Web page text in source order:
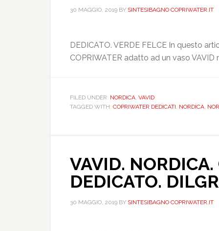
30 MAGGIO, 2019 BY SINTESIBAGNO COPRIWATER.IT
DEDICATO. VERDE FELCE In questo
COPRIWATER adatto ad un vaso VAVID
FILED UNDER: NORDICA, VAVID
TAGGED WITH: COPRIWATER DEDICATI, NORDICA,
VAVID.
DEDICATO.
30 MAGGIO, 2019 BY SINTESIBAGNO COPRIWATER.IT